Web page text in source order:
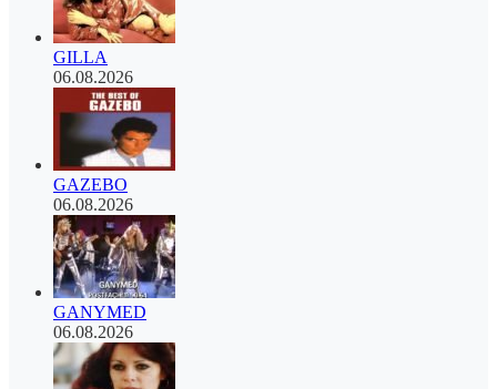
GILLA
06.08.2026
GAZEBO
06.08.2026
GANYMED
06.08.2026